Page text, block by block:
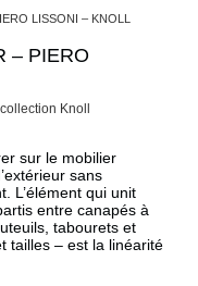
LISSONI – KNOLL
– PIERO
Knoll
sur le mobilier
sans
L’élément qui unit
entre canapés à
tabourets et
tailles – est la linéarité